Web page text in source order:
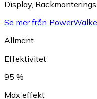
Display,
Se mer från
Allmänt
Effektivitet
95 %
Max effekt